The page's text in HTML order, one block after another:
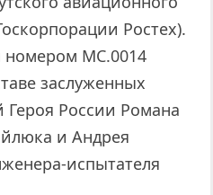
Ростех).
МС.0014
заслуженных
Героя России Романа
и Андрея
испытателя